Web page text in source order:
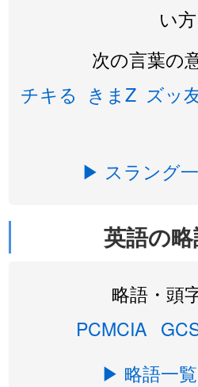
い方
次の言葉の
チキる きまZ ズッ
▶ スラング
英語の
略語・頭
PCMCIA
▶ 略語一